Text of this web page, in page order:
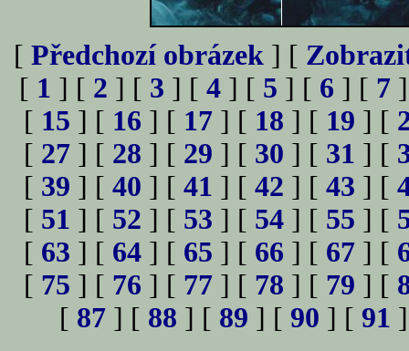
[ Předchozí obrázek ] [
[ 1 ] [ 2 ] [ 3 ] [ 4 ] [ 5 ] [ 6 ] [ 7
[ 15 ] [ 16 ] [ 17 ] [ 18 ] [ 19 ] [
[ 27 ] [ 28 ] [ 29 ] [ 30 ] [ 31 ] [
[ 39 ] [ 40 ] [ 41 ] [ 42 ] [ 43 ] [
[ 51 ] [ 52 ] [ 53 ] [ 54 ] [ 55 ] [
[ 63 ] [ 64 ] [ 65 ] [ 66 ] [ 67 ] [
[ 75 ] [ 76 ] [ 77 ] [ 78 ] [ 79 ] [
[ 87 ] [ 88 ] [ 89 ] [ 90 ] [ 91